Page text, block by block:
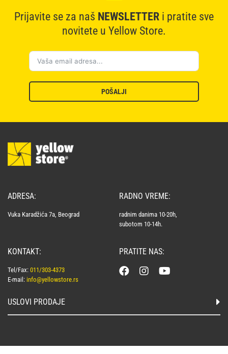
Prijavite se za naš NEWSLETTER i pratite sve
novitete u Yellow Store.
POŠALJI
ADRESA:
Vuka Karadžića 7a, Beograd
KONTAKT:
Tel/Fax: 011/303-4373
E-mail: info@yellowstore.rs
RADNO VREME:
radnim danima 10-20h,
subotom 10-14h.
PRATITE NAS:
USLOVI PRODAJE